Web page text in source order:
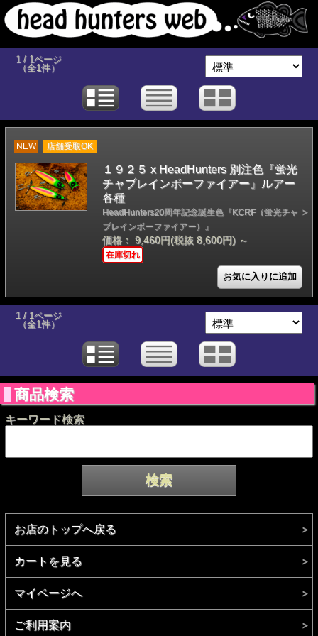
1 / 1ページ
（全1件）
NEW 店舗受取OK
１９２５ x HeadHunters 別注色『蛍光
チャブレインボーファイアー』ルアー
各種
HeadHunters20周年記念誕生色『KCRF（蛍光チャ
ブレインボーファイアー）』
価格： 9,460円(税抜 8,600円) ～
在庫切れ
1 / 1ページ
（全1件）
商品検索
キーワード検索
お店のトップへ戻る
カートを見る
マイページへ
ご利用案内